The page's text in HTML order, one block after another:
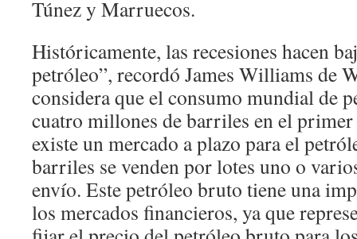
Túnez y Marruecos.
Históricamente, las recesiones hacen
petróleo”, recordó James Williams de
considera que el consumo mundial de
cuatro millones de barriles en el
existe un mercado a plazo para el
barriles se venden por lotes uno o
envío. Este petróleo bruto tiene una
los mercados financieros, ya que